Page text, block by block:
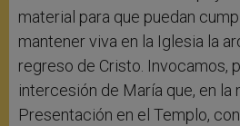
material para que puedan
mantener viva en la Iglesia la
regreso de Cristo. Invocamos,
intercesión de María que, en la
Presentación en el Templo,